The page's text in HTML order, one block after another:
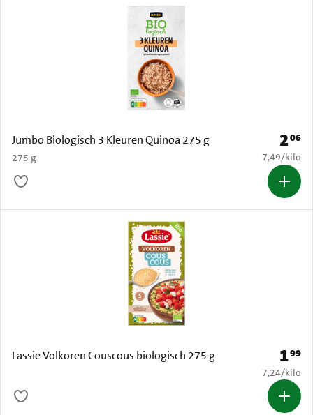
Jumbo Biologisch 3 Kleuren Quinoa 275 g
275 g
Prijs:
206
€ 7,49 per
7,49/kilo
Lassie Volkoren Couscous biologisch 275 g Prijs:
199
€ 7,24 per
7,24/kilo